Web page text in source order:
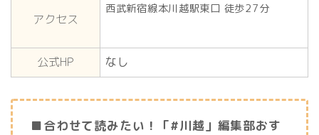
アクセス
西武新宿線本川越駅東口 徒歩27分
公式HP なし
■合わせて読みたい！「#川越」編集部おす